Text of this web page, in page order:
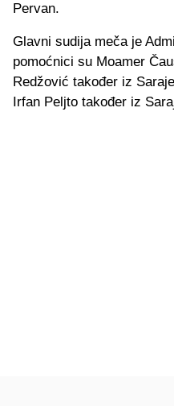
Pervan.
Glavni sudija meča je
pomoćnici su Moamer
Redžović također iz
Irfan Peljto također iz